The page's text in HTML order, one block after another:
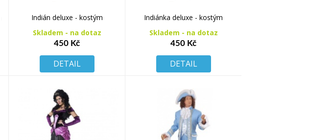
Indián deluxe - kostým
Skladem - na dotaz
450 Kč
DETAIL
Indiánka deluxe - kostým
Skladem - na dotaz
450 Kč
DETAIL